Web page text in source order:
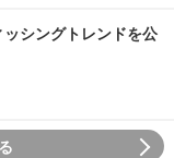
シングトレンドを公